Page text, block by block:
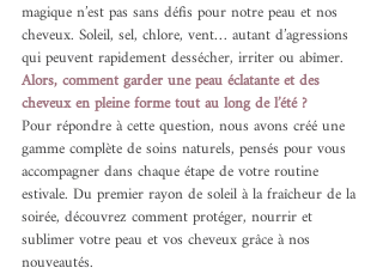
magique n’est pas sans défis pour notre peau et nos
cheveux. Soleil, sel, chlore, vent… autant d’agressions
qui peuvent rapidement dessécher, irriter ou abîmer.
Alors, comment garder une peau éclatante et des
cheveux en pleine forme tout au long de l’été ?
Pour répondre à cette question, nous avons créé une
gamme complète de soins naturels, pensés pour vous
accompagner dans chaque étape de votre routine
estivale. Du premier rayon de soleil à la fraîcheur de la
soirée, découvrez comment protéger, nourrir et
sublimer votre peau et vos cheveux grâce à nos
nouveautés.